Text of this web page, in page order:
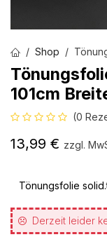
Shop
101cm
(0
13,99 € zzgl.
Tönungsfolie
Derzeit leider